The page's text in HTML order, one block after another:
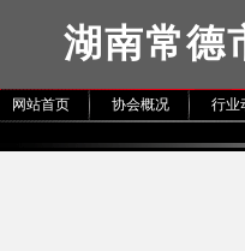
湖南常德
网站首页 协会概况 行业